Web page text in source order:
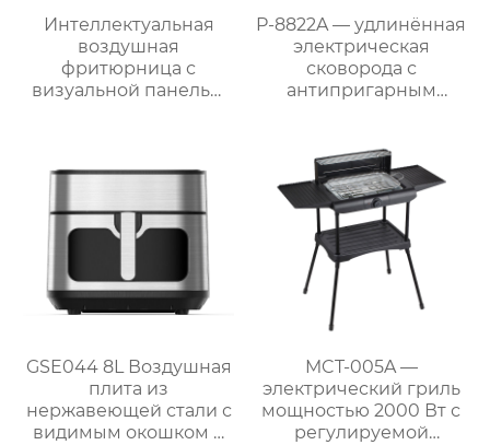
Интеллектуальная
воздушная
фритюрница с
визуальной панелью
P-8822A — удлинённая
электрическая
сковорода с
антипригарным
съёмным поддоном
для жира
GSE044 8L Воздушная
плита из
нержавеющей стали с
видимым окошком и
MCT-005A —
электрический гриль
мощностью 2000 Вт с
регулируемой